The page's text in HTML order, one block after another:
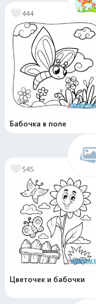
444
Бабочка в поле
545
Цветочек и бабочки